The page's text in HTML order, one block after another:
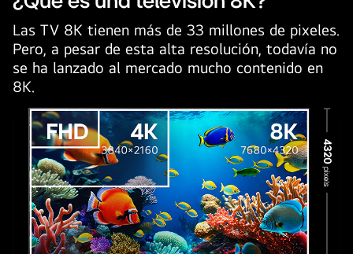
Las TV 8K tienen más de 33 millones de pixeles.
Pero, a pesar de esta alta resolución, todavía no
se ha lanzado al mercado mucho contenido en
8K.